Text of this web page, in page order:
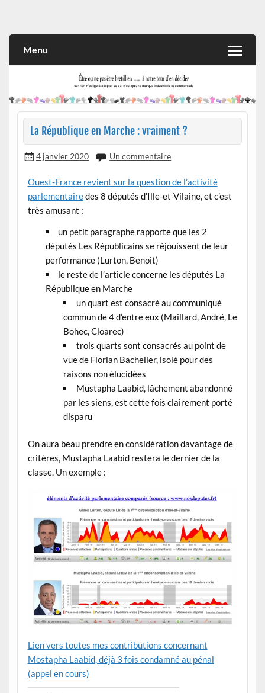
et commerciale
Menu
La République en Marche : vraiment ?
4 janvier 2020 Un commentaire
Ouest-France revient sur la question de l’activité
parlementairedes 8 députés d’Ille-et-Vilaine, et c’est
très amusant :
un petit paragraphe rapporte que les 2
députés Les Républicains se réjouissent de leur
performance (Lurton, Benoit)
le reste de l’article concerne les députés La
République en Marche
un quart est consacré au communiqué
commun de 4 d’entre eux (Maillard, André, Le
Bohec, Cloarec)
trois quarts sont consacrés au point de
vue de Florian Bachelier, isolé pour des
raisons non élucidées
Mustapha Laabid, lâchement abandonné
par les siens, est cette fois clairement porté
disparu
On aura beau prendre en considération davantage de
critères, Mustapha Laabid restera le dernier de la
classe. Un exemple :
Lienvers toutes mes contributions concernant
Mostapha Laabid, déjà 3 fois condamné au pénal
(appel en cours)